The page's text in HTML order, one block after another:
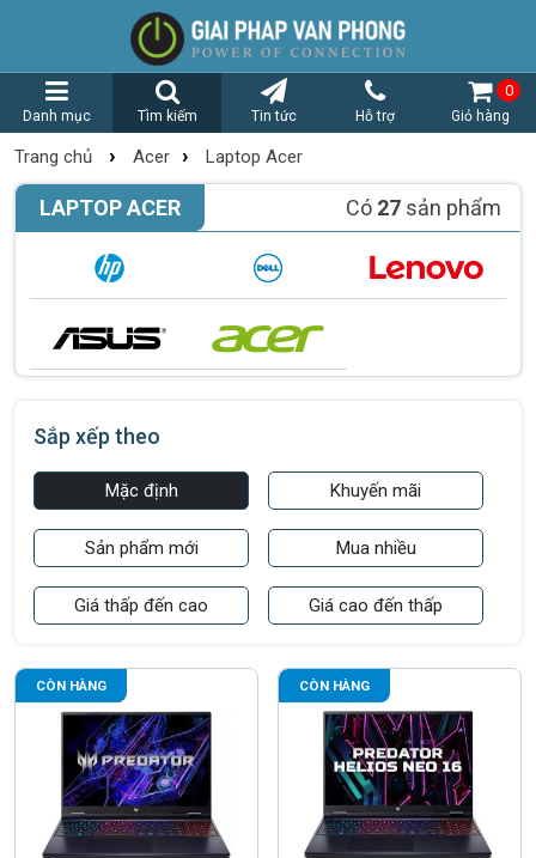
Danh mục Tìm kiếm Tin tức Hỗ trợ Giỏ hàng
0
Trang chủ › Acer › Laptop Acer
LAPTOP ACER Có 27 sản phẩm
Sắp xếp theo
Mặc định Khuyến mãi
Sản phẩm mới Mua nhiều
Giá thấp đến cao Giá cao đến thấp
CÒN HÀNG CÒN HÀNG